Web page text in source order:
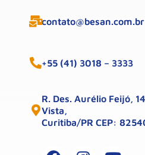
contato@besan.com.br
+55 (41) 3018 – 3333
R. Des. Aurélio Feijó,
Vista,
Curitiba/PR CEP: